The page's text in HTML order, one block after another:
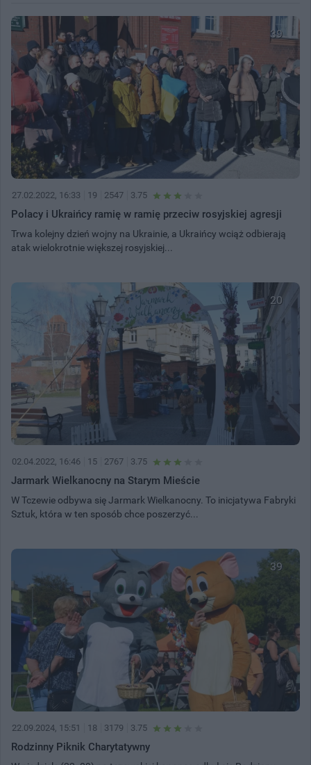
39
27.02.2022, 16:33 19 2547 3.75
Polacy i Ukraińcy ramię w ramię przeciw rosyjskiej agresji
Trwa kolejny dzień wojny na Ukrainie, a Ukraińcy wciąż odbierają
atak wielokrotnie większej rosyjskiej...
20
02.04.2022, 16:46 15 2767 3.75
Jarmark Wielkanocny na Starym Mieście
W Tczewie odbywa się Jarmark Wielkanocny. To inicjatywa Fabryki
Sztuk, która w ten sposób chce poszerzyć...
39
22.09.2024, 15:51 18 3179 3.75
Rodzinny Piknik Charytatywny